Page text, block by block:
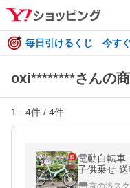
毎日引けるくじ 今す
oxi********さんの
1 - 4件 / 4件
電動自転車
子供乗せ 送
ク京の洛ス